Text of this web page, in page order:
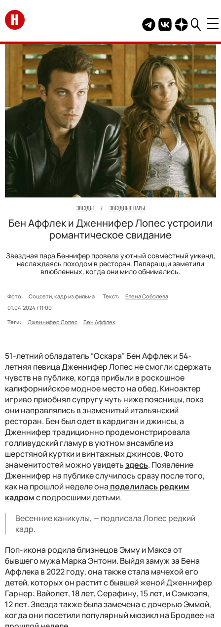
Перейти на главную
Telegram канал
Группа HELLO
Канал
ЗВЕЗДЫ / ЗВЕЗДНЫЕ ПАРЫ
Бен Аффлек и Дженнифер Лопес устроили
романтическое свидание
Звездная пара Беннифер провела уютный совместный уикенд,
наслаждаясь походом в ресторан. Папарацци заметили
влюбленных, когда они мило обнимались.
Фото: Соцсети, кадр из фильма Текст:
Елена Соболева
01.04.2024 / 11:00
Теги:
Дженнифер Лопес Бен Аффлек
51-летний обладатель “Оскара” Бен Аффлек и 54-
летняя певица Дженнифер Лопес не смогли сдержать
чувств на публике, когда прибыли в роскошное
калифорнийское модное место на обед. Киноактер
игриво приобнял супругу чуть ниже поясницы, пока
они направлялись в знаменитый итальянский
ресторан. Бен был одет в кардиган и джинсы, а
Дженнифер традиционно продемонстрировала
голливудский гламур в уютном ансамбле из
шерстяной куртки и винтажных джинсов. Фото
знаменитостей можно увидетьздесь. Появление
Дженнифер на публике случилось сразу после того,
как на прошлой неделе она поделилась редким
кадромс подросшими детьми.
Весенние каникулы, — подписала Лопес редкий
кадр.
Поп-икона родила близнецов Эмму и Макса от
бывшего мужа Марка Энтони. Выйдя замуж за Бена
Аффлека в 2022 году, она также стала мачехой его
детей, которых он растит c бывшей женой Дженнифер
Гарнер: Вайолет, 18 лет, Серафину, 15 лет, и Сэмюэля,
12 лет. Звезда также была замечена с дочерью Эммой,
когда они посетили популярный мюзикл на Бродвее на